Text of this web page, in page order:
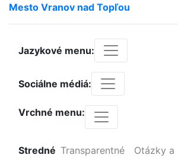
Mesto Vranov nad Topľou
Jazykové menu:
Sociálne médiá:
Vrchné menu:
Stredné Transparentné
Otázky a